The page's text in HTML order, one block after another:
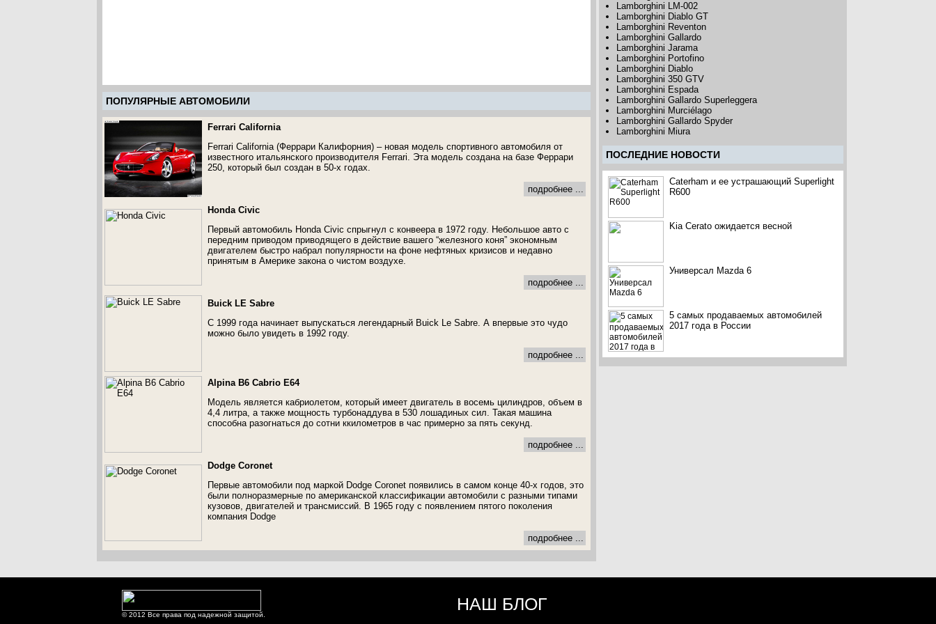
ПОПУЛЯРНЫЕ АВТОМОБИЛИ
Ferrari California
Ferrari California (Феррари Калифорния) – новая модель спортивного автомобиля от
известного итальянского производителя Ferrari. Эта модель создана на базе Феррари
250, который был создан в 50-х годах.
подробнее ...
Honda Civic
Первый автомобиль Honda Civic спрыгнул с конвеера в 1972 году. Небольшое авто с
передним приводом приводящего в действие вашего “железного коня” экономным
двигателем быстро набрал популярности на фоне нефтяных кризисов и недавно
принятым в Америке закона о чистом воздухе.
подробнее ...
Buick LE Sabre
С 1999 года начинает выпускаться легендарный Buick Le Sabre. А впервые это чудо
можно было увидеть в 1992 году.
подробнее ...
Alpina B6 Cabrio E64
Модель является кабриолетом, который имеет двигатель в восемь цилиндров, объем в
4,4 литра, а также мощность турбонаддува в 530 лошадиных сил. Такая машина
способна разогнаться до сотни ккилометров в час примерно за пять секунд.
подробнее ...
Dodge Coronet
Первые автомобили под маркой Dodge Coronet появились в самом конце 40-х годов, это
были полноразмерные по американской классификации автомобили с разными типами
кузовов, двигателей и трансмиссий. В 1965 году с появлением пятого поколения
компания Dodge
подробнее ...
Lamborghini LM-002
Lamborghini Diablo GT
Lamborghini Reventon
Lamborghini Gallardo
Lamborghini Jarama
Lamborghini Portofino
Lamborghini Diablo
Lamborghini 350 GTV
Lamborghini Espada
Lamborghini Gallardo Superleggera
Lamborghini Murciélago
Lamborghini Gallardo Spyder
Lamborghini Miura
ПОCЛЕДНИЕ НОВОСТИ
Caterham и ее устрашающий Superlight
R600
Kia Cerato ожидается весной
Универсал Mazda 6
5 самых продаваемых автомобилей
2017 года в России
© 2012 Все права под надежной защитой.
НАШ БЛОГ